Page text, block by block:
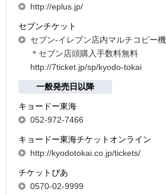
http://eplus.jp/
セブンチケット
セブン-イレブン店内マルチコピー機
＊セブン店頭購入手数料無料
http://7ticket.jp/sp/kyodo-tokai
一般発売日以降
キョードー東海
052-972-7466
キョードー東海チケットオンライン
http://kyodotokai.co.jp/tickets/
チケットぴあ
0570-02-9999